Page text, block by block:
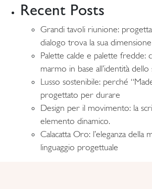
Recent Posts
Grandi tavoli riunione:
dialogo trova la sua dimensione
Palette calde e palette fredde:
marmo in base all’identità
Lusso sostenibile: perché
progettato per durare
Design per il movimento: la
elemento dinamico.
Calacatta Oro: l’eleganza della
linguaggio progettuale